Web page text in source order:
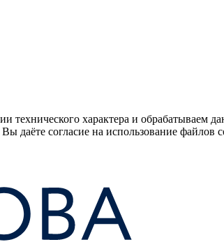
технического характера и обрабатываем
даёте согласие на использование файлов